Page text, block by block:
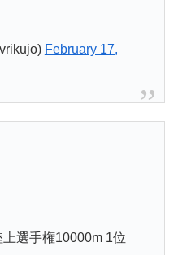
February 17,
選手権10000m 1位